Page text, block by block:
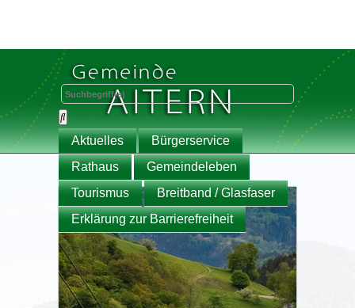
Aktuelles
Bürgerservice
Rathaus
Gemeindeleben
Tourismus
Breitband / Glasfaser
Erklärung zur Barrierefreiheit